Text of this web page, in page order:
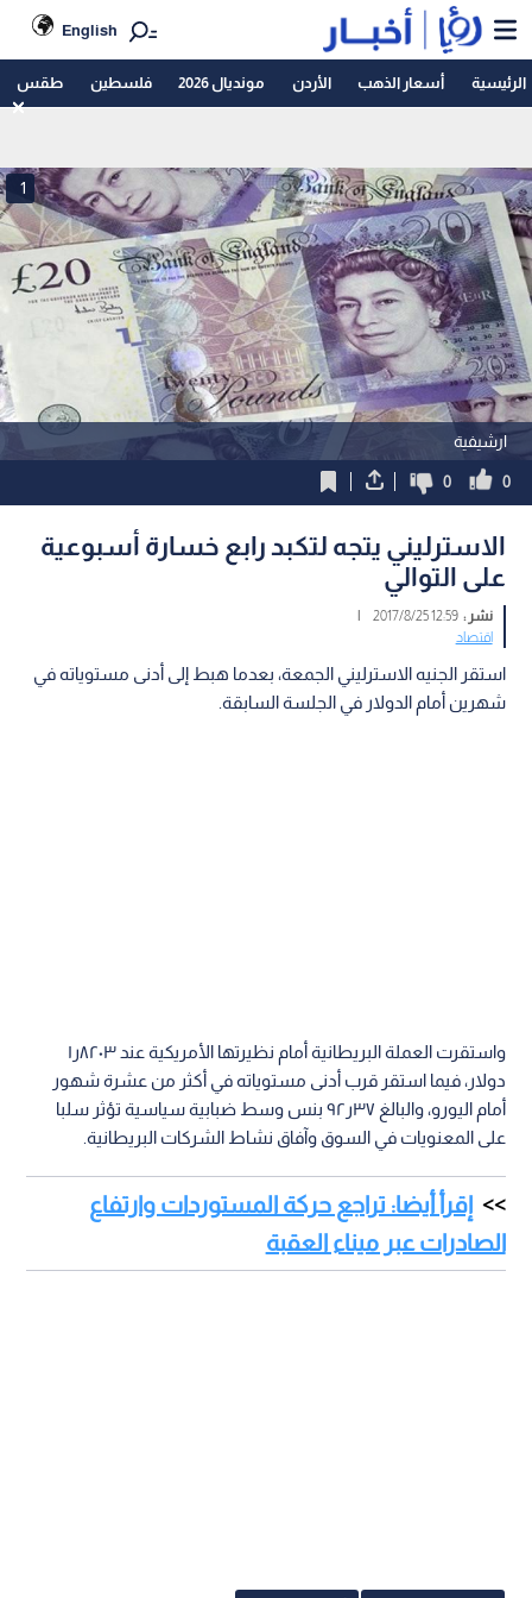
English
الرئيسية أسعار الذهب الأردن مونديال 2026 فلسطين طقس
ارشيفية
1
0
0
الاسترليني يتجه لتكبد رابع خسارة أسبوعية
على التوالي
نشر :12:59 2017/8/25
|
اقتصاد
استقر الجنيه الاسترليني الجمعة، بعدما هبط إلى أدنى مستوياته في
شهرين أمام الدولار في الجلسة السابقة.
واستقرت العملة البريطانية أمام نظيرتها الأمريكية عند ٨٢٠٣ر١
دولار، فيما استقر قرب أدنى مستوياته في أكثر من عشرة شهور
أمام اليورو، والبالغ ٣٧ر٩٢ بنس وسط ضبابية سياسية تؤثر سلبا
على المعنويات في السوق وآفاق نشاط الشركات البريطانية.
إقرأ أيضا: تراجع حركة المستوردات وارتفاع
الصادرات عبر ميناء العقبة